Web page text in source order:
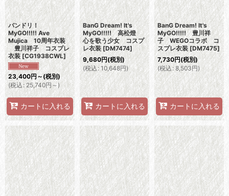
バンドリ！
MyGO!!!!! Ave
Mujica 10周年衣装
豊川祥子 コスプレ
衣装 [CG1938CWL]
23,400円～(税別)
(税込: 25,740円～)
カートに入れる
BanG Dream! It's
MyGO!!!!! 高松燈
心を歌う少女 コスプ
レ衣装 [DM7474]
9,680円(税別)
(税込: 10,648円)
カートに入れる
BanG Dream! It's
MyGO!!!!! 豊川祥
子 WEGOコラボ コ
スプレ衣装 [DM7475]
7,730円(税別)
(税込 : 8,503円)
カートに入れる